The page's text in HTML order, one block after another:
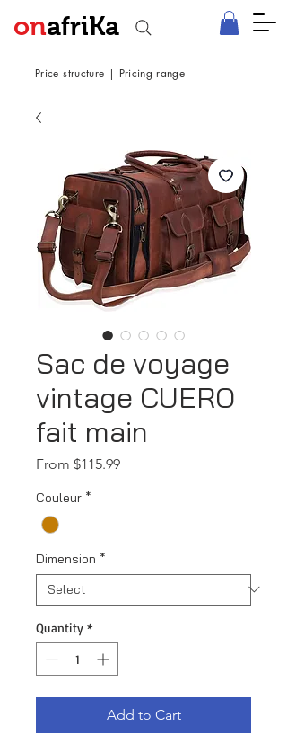
onafriKa
Price structure | Pricing range
Sac de voyage
vintage CUERO
fait main
From $115.99Sale
Couleur *
Dimension *
Quantity *
Add to Cart